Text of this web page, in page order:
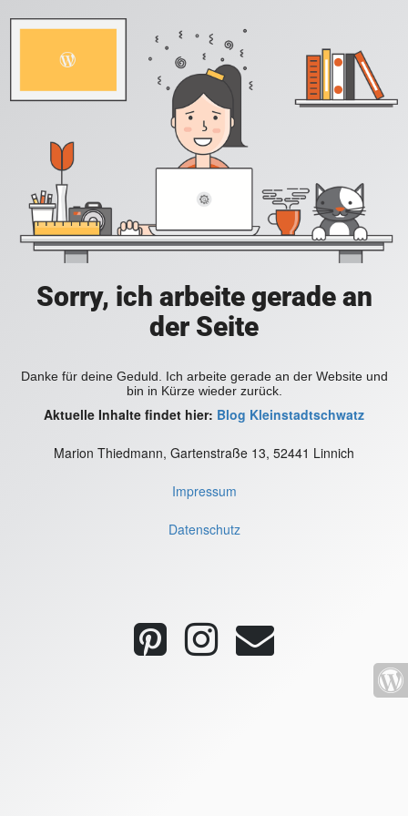
Sorry, ich arbeite gerade an
der Seite
Danke für deine Geduld. Ich arbeite gerade an der Website und
bin in Kürze wieder zurück.
Aktuelle Inhalte findet hier: Blog Kleinstadtschwatz
Marion Thiedmann, Gartenstraße 13, 52441 Linnich
Impressum
Datenschutz